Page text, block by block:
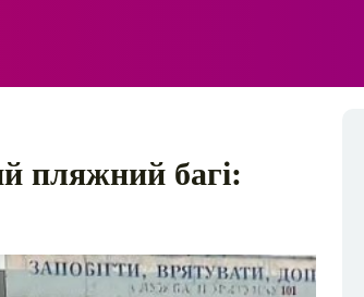
пляжний багі: